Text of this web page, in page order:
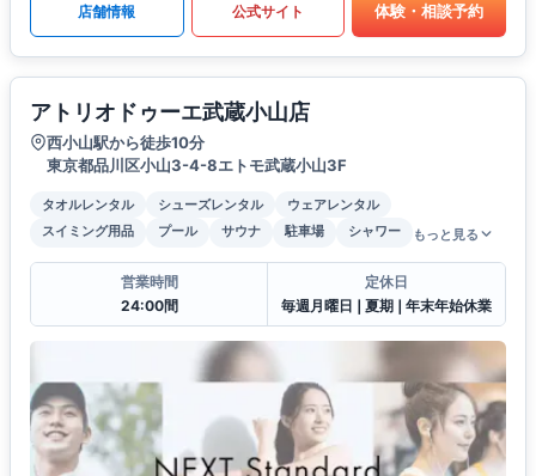
店舗情報 公式サイト 体験・相談予約
アトリオドゥーエ武蔵小山店
西小山駅から徒歩10分
東京都品川区小山3-4-8エトモ武蔵小山3F
タオルレンタル シューズレンタル
ウェアレンタル
スイミング用品
プール サウナ 駐車場 シャワー もっと見る
営業時間
24:00間
定休日
毎週月曜日❘夏期❘年末年始休業